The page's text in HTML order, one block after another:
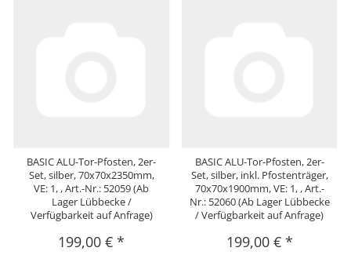
BASIC ALU-Tor-Pfosten, 2er-
Set, silber, 70x70x2350mm,
VE: 1, , Art.-Nr.: 52059 (Ab
Lager Lübbecke /
Verfügbarkeit auf Anfrage)
199,00 €*
BASIC ALU-Tor-Pfosten, 2er-
Set, silber, inkl. Pfostenträger,
70x70x1900mm, VE: 1, , Art.-
Nr.: 52060 (Ab Lager Lübbecke
/ Verfügbarkeit auf Anfrage)
199,00 € *